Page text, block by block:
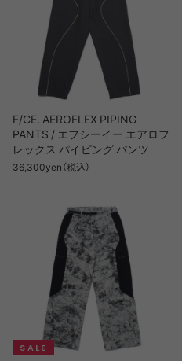
F/CE. AEROFLEX PIPING
PANTS / エフシーイー エアロフ
レックス パイピング パンツ
36,300yen（税込）